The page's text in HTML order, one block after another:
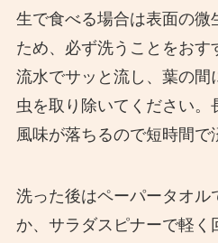
生で食べる場合は表面の微
ため、必ず洗うことをおす
流水でサッと流し、葉の間
虫を取り除いてください。
風味が落ちるので短時間で
洗った後はペーパータオル
か、サラダスピナーで軽く